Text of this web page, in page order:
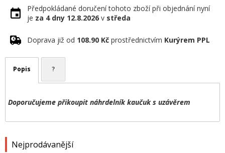
Nejprodávanější
Předpokládané doručení tohoto zboží při objednání nyní
je za 4 dny 12.8.2026 v středa
Doprava již od 108.90 Kč prostřednictvím Kurýrem PPL
Popis ?
Doporučujeme přikoupit náhrdelník kaučuk s uzávěrem